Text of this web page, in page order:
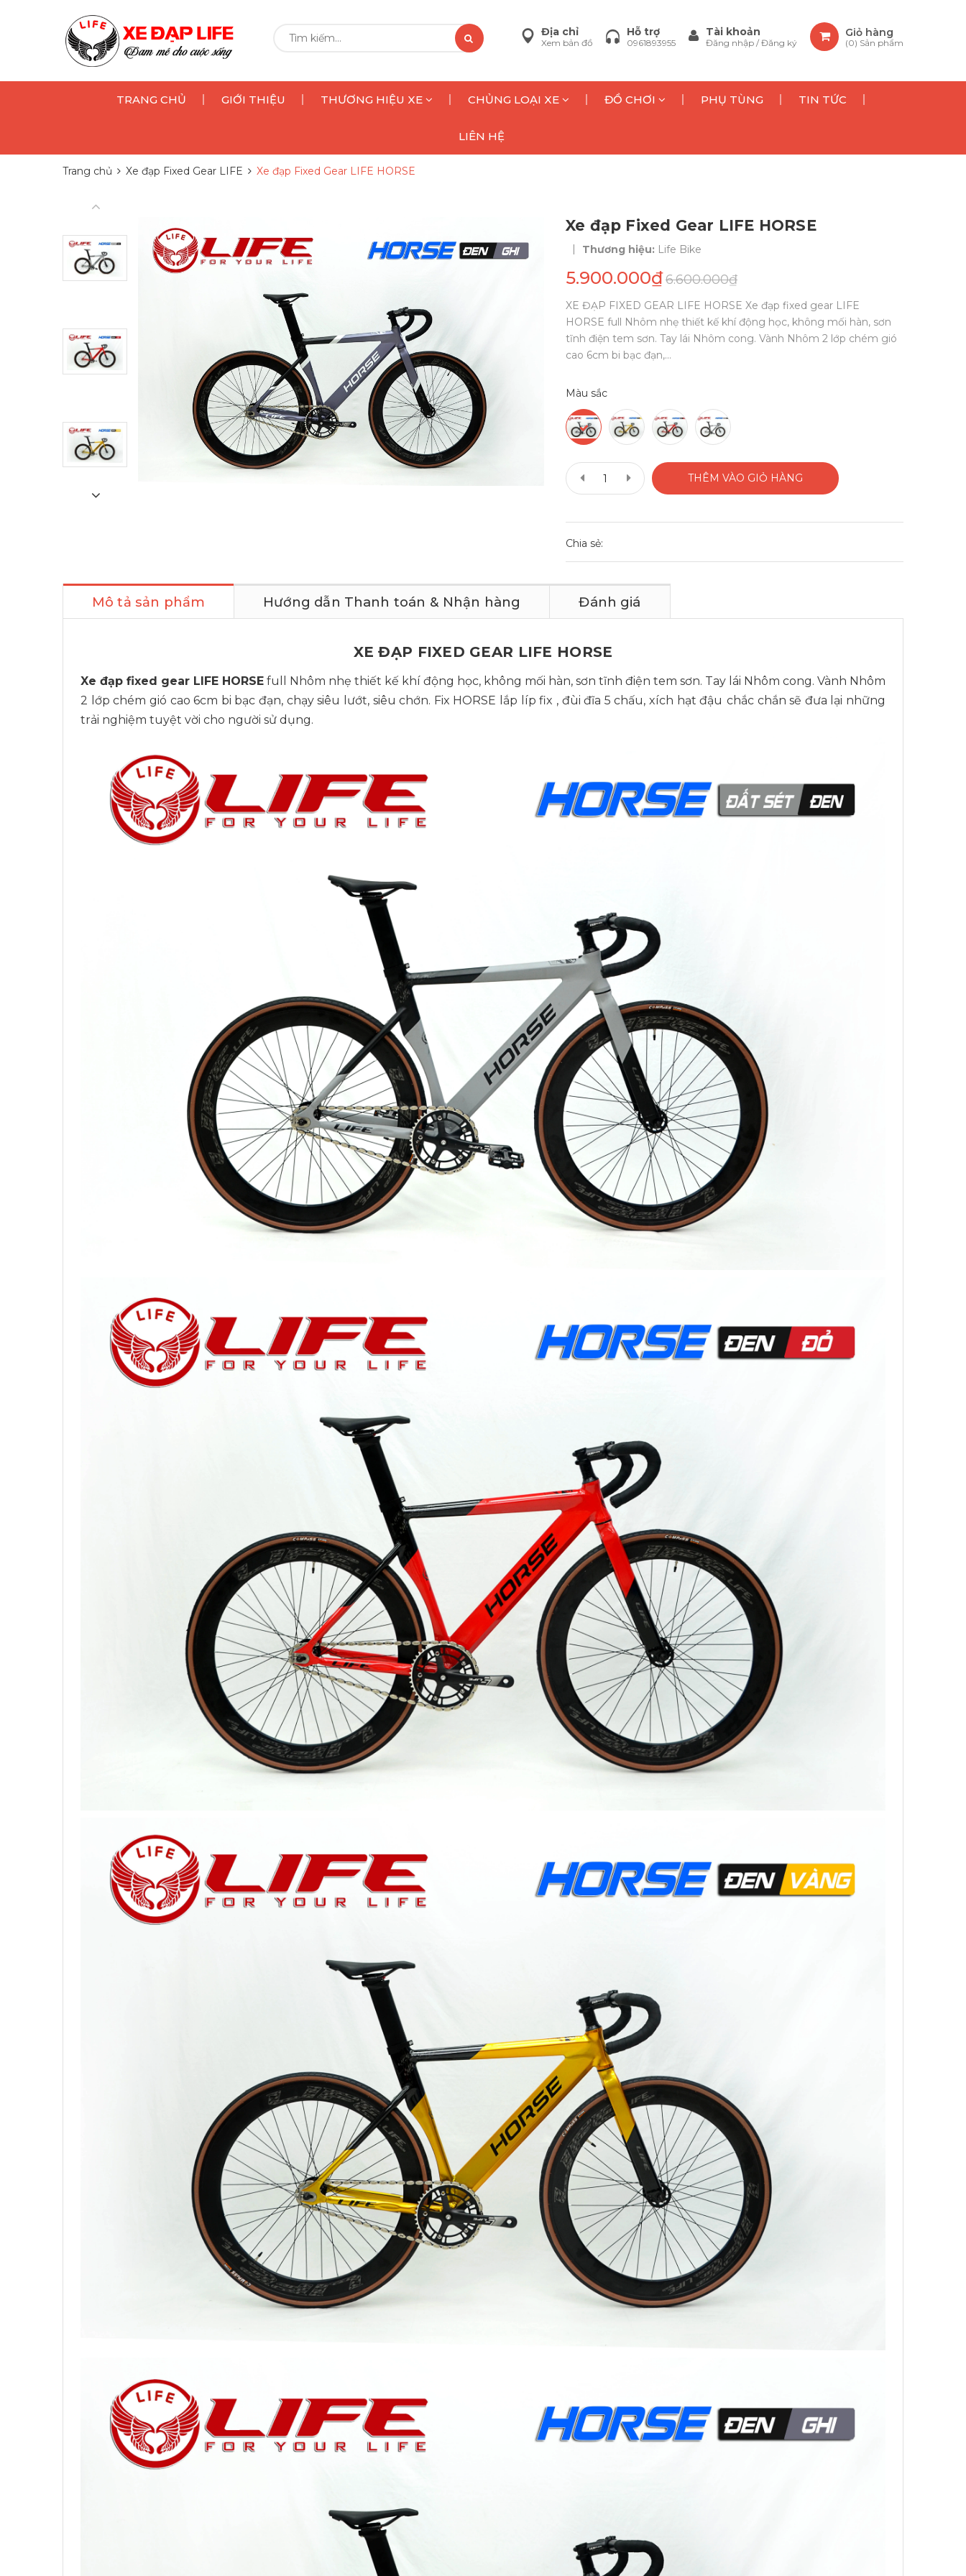
Giỏ hàng
(0) Sản phẩm
Tài khoản
Đăng nhập /Đăng ký
Hỗ trợ
0961893955
Địa chỉ
Xem bản đồ
TRANG CHỦ GIỚI THIỆU THƯƠNG HIỆU XE CHỦNG LOẠI XE ĐỒ CHƠI PHỤ TÙNG TIN TỨC
LIÊN HỆ
Trang chủ Xe đạp Fixed Gear LIFE Xe đạp Fixed Gear LIFE HORSE
Xe đạp Fixed Gear LIFE HORSE
| Thương hiệu: Life Bike
5.900.000₫6.600.000₫
XE ĐẠP FIXED GEAR LIFE HORSE Xe đạp fixed gear LIFE
HORSE full Nhôm nhẹ thiết kế khí động học, không mối hàn, sơn
tĩnh điện tem sơn. Tay lái Nhôm cong. Vành Nhôm 2 lớp chém gió
cao 6cm bi bạc đạn,...
Màu sắc
THÊM VÀO GIỎ HÀNG
Chia sẻ:
Mô tả sản phẩm Hướng dẫn Thanh toán & Nhận hàng Đánh giá
XE ĐẠP FIXED GEAR LIFE HORSE
Xe đạp fixed gear LIFE HORSE full Nhôm nhẹ thiết kế khí động học, không mối hàn, sơn tĩnh điện tem sơn. Tay lái Nhôm cong. Vành Nhôm
2 lớp chém gió cao 6cm bi bạc đạn, chạy siêu lướt, siêu chớn. Fix HORSE lắp líp fix , đùi đĩa 5 chấu, xích hạt đậu chắc chắn sẽ đưa lại những
trải nghiệm tuyệt vời cho người sử dụng.